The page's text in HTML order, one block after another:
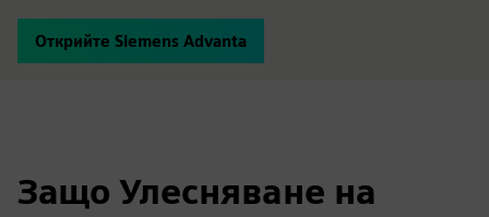
Открийте Siemens Advanta
Защо Улесняване на